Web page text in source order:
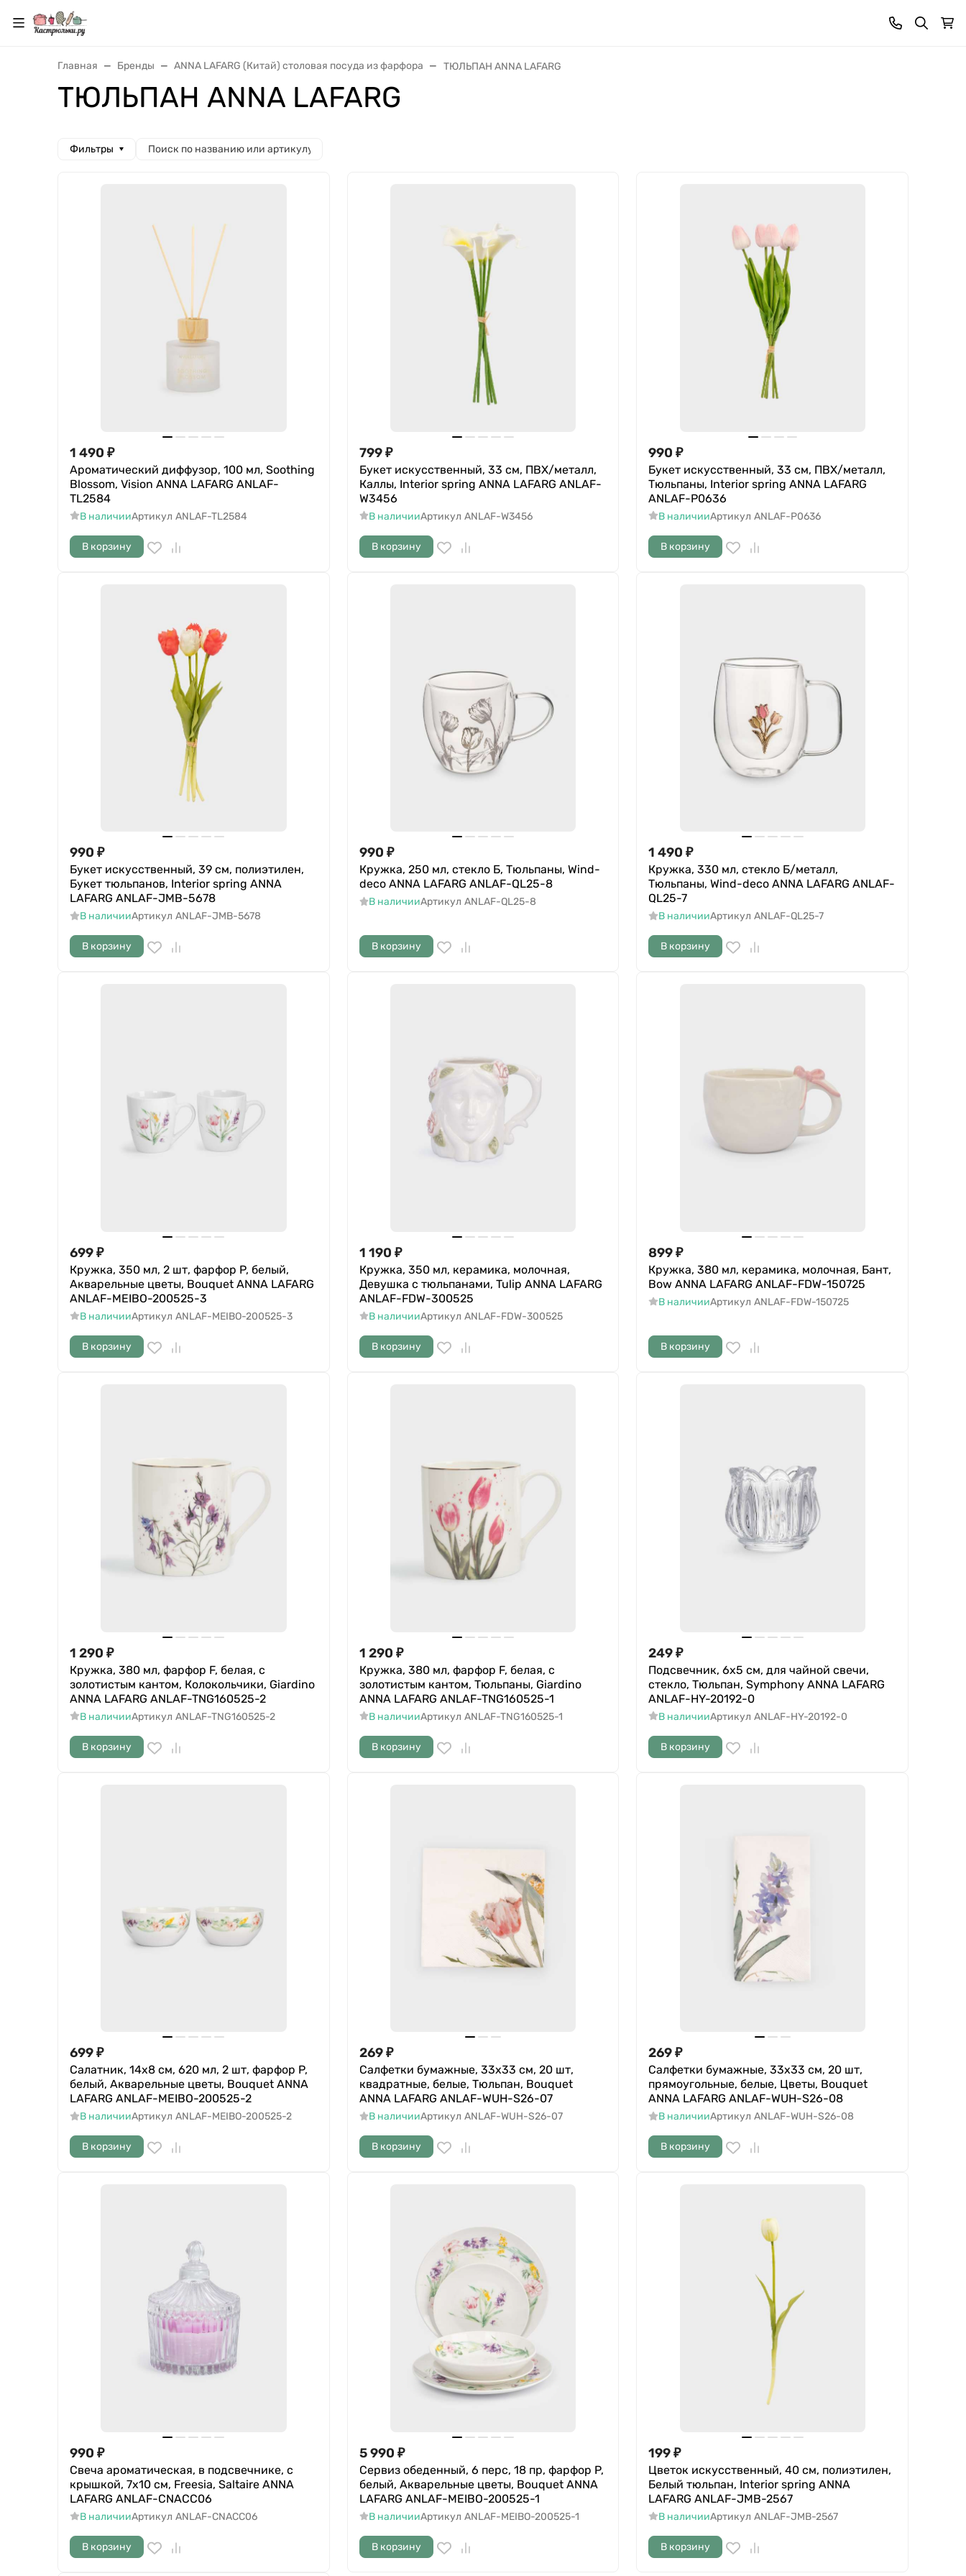
Главная Бренды ANNA LAFARG (Китай) столовая посуда из фарфора ТЮЛЬПАН ANNA LAFARG
ТЮЛЬПАН ANNA LAFARG
Фильтры
1 490 ₽
Ароматический диффузор, 100 мл, Soothing
Blossom, Vision ANNA LAFARG ANLAF-
TL2584
В наличииАртикул ANLAF-TL2584
В корзину
799₽
Букет искусственный, 33 см, ПВХ/металл,
Каллы, Interior spring ANNA LAFARG ANLAF-
W3456
В наличииАртикул ANLAF-W3456
В корзину
990 ₽
Букет искусственный, 33 см, ПВХ/металл,
Тюльпаны, Interior spring ANNA LAFARG
ANLAF-P0636
В наличииАртикул ANLAF-P0636
В корзину
990 ₽
Букет искусственный, 39 см, полиэтилен,
Букет тюльпанов, Interior spring ANNA
LAFARG ANLAF-JMB-5678
В наличииАртикул ANLAF-JMB-5678
В корзину
990 ₽
Кружка, 250 мл, стекло Б, Тюльпаны, Wind-
deco ANNA LAFARG ANLAF-QL25-8
В наличииАртикул ANLAF-QL25-8
В корзину
1 490 ₽
Кружка, 330 мл, стекло Б/металл,
Тюльпаны, Wind-deco ANNA LAFARG ANLAF-
QL25-7
В наличииАртикул ANLAF-QL25-7
В корзину
699₽
Кружка, 350 мл, 2 шт, фарфор P, белый,
Акварельные цветы, Bouquet ANNA LAFARG
ANLAF-MEIBO-200525-3
В наличииАртикул ANLAF-MEIBO-200525-3
В корзину
1 190 ₽
Кружка, 350 мл, керамика, молочная,
Девушка с тюльпанами, Tulip ANNA LAFARG
ANLAF-FDW-300525
В наличииАртикул ANLAF-FDW-300525
В корзину
899₽
Кружка, 380 мл, керамика, молочная, Бант,
Bow ANNA LAFARG ANLAF-FDW-150725
В наличииАртикул ANLAF-FDW-150725
В корзину
1 290 ₽
Кружка, 380 мл, фарфор F, белая, с
золотистым кантом, Колокольчики, Giardino
ANNA LAFARG ANLAF-TNG160525-2
В наличииАртикул ANLAF-TNG160525-2
В корзину
1 290 ₽
Кружка, 380 мл, фарфор F, белая, с
золотистым кантом, Тюльпаны, Giardino
ANNA LAFARG ANLAF-TNG160525-1
В наличииАртикул ANLAF-TNG160525-1
В корзину
249₽
Подсвечник, 6х5 см, для чайной свечи,
стекло, Тюльпан, Symphony ANNA LAFARG
ANLAF-HY-20192-0
В наличииАртикул ANLAF-HY-20192-0
В корзину
699₽
Салатник, 14x8 см, 620 мл, 2 шт, фарфор P,
белый, Акварельные цветы, Bouquet ANNA
LAFARG ANLAF-MEIBO-200525-2
В наличииАртикул ANLAF-MEIBO-200525-2
В корзину
269₽
Салфетки бумажные, 33х33 см, 20 шт,
квадратные, белые, Тюльпан, Bouquet
ANNA LAFARG ANLAF-WUH-S26-07
В наличииАртикул ANLAF-WUH-S26-07
В корзину
269₽
Салфетки бумажные, 33х33 см, 20 шт,
прямоугольные, белые, Цветы, Bouquet
ANNA LAFARG ANLAF-WUH-S26-08
В наличииАртикул ANLAF-WUH-S26-08
В корзину
990 ₽
Свеча ароматическая, в подсвечнике, с
крышкой, 7x10 см, Freesia, Saltaire ANNA
LAFARG ANLAF-CNACC06
В наличииАртикул ANLAF-CNACC06
В корзину
5 990 ₽
Сервиз обеденный, 6 перс, 18 пр, фарфор P,
белый, Акварельные цветы, Bouquet ANNA
LAFARG ANLAF-MEIBO-200525-1
В наличииАртикул ANLAF-MEIBO-200525-1
В корзину
199₽
Цветок искусственный, 40 см, полиэтилен,
Белый тюльпан, Interior spring ANNA
LAFARG ANLAF-JMB-2567
В наличииАртикул ANLAF-JMB-2567
В корзину